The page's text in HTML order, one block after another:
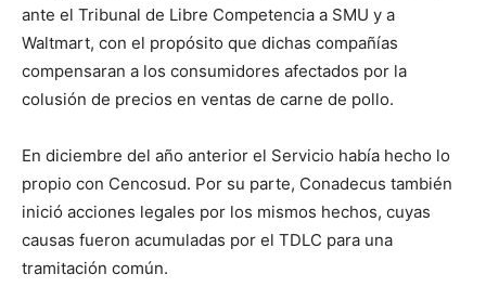
ante el Tribunal de Libre Competencia a SMU y a
Waltmart, con el propósito que dichas compañías
compensaran a los consumidores afectados por la
colusión de precios en ventas de carne de pollo.
En diciembre del año anterior el Servicio había hecho lo
propio con Cencosud. Por su parte, Conadecus también
inició acciones legales por los mismos hechos, cuyas
causas fueron acumuladas por el TDLC para una
tramitación común.